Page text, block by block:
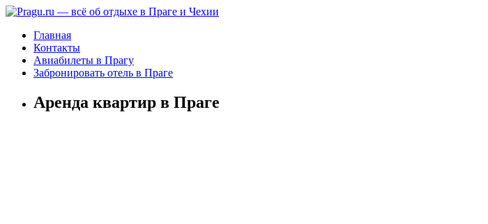
Главная
Контакты
Авиабилеты в Прагу
Забронировать отель в Праге
Аренда квартир в Праге